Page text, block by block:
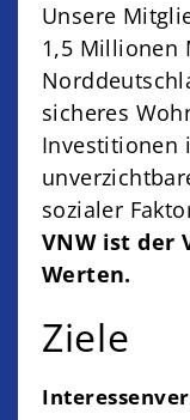
Unsere
1,5 Millionen
sicheres
Investitionen
sozialer
VNW ist der
Werten.
Ziele